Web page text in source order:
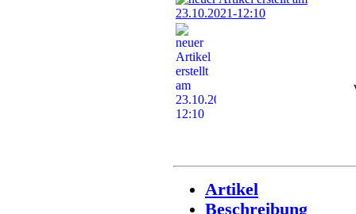
Artikel
Beschreibung